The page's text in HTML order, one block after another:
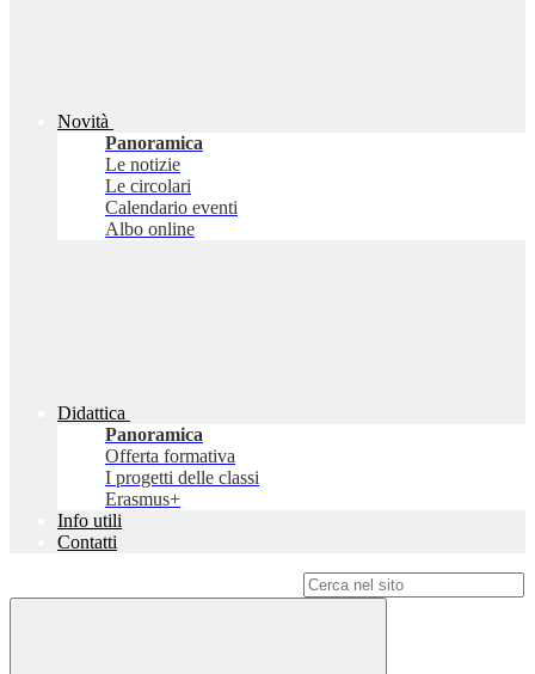
Novità
Panoramica
Le notizie
Le circolari
Calendario eventi
Albo online
Didattica
Panoramica
Offerta formativa
I progetti delle classi
Erasmus+
Info utili
Contatti